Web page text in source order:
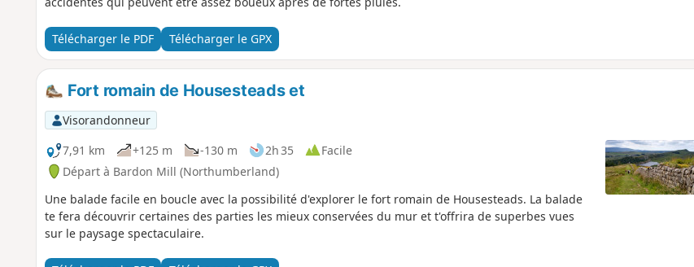
Télécharger le PDF Télécharger le GPX
Fort romain de Housesteads et
Visorandonneur
7,91 km
+125 m -130 m 2h 35
Facile
Départ à Bardon Mill (Northumberland)
Une balade facile en boucle avec la possibilité d'explorer le fort romain de Housesteads. La balade
te fera découvrir certaines des parties les mieux conservées du mur et t'offrira de superbes vues
sur le paysage spectaculaire.